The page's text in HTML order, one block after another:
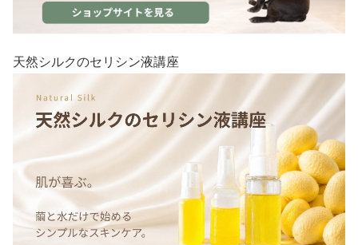
天然シルクのセリシン液講座